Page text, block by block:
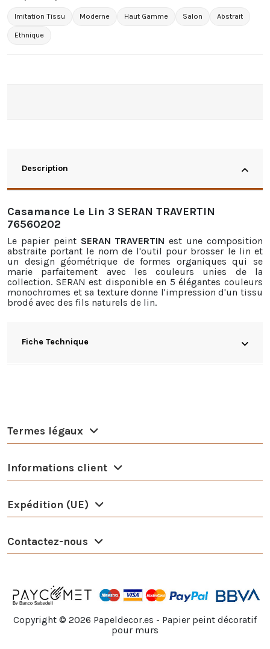
Imitation Tissu Moderne Haut Gamme Salon Abstrait
Ethnique
Description
Casamance Le Lin 3 SERAN TRAVERTIN
76560202
Le papier peint SERAN TRAVERTIN est une composition
abstraite portant le nom de l'outil pour brosser le lin et
un design géométrique de formes organiques qui se
marie parfaitement avec les couleurs unies de la
collection. SERAN est disponible en 5 élégantes couleurs
monochromes et sa texture donne l'impression d'un tissu
brodé avec des fils naturels de lin.
Fiche Technique
Termes légaux
Informations client
Expédition (UE)
Contactez-nous
Copyright © 2026 Papeldecor.es - Papier peint décoratif
pour murs